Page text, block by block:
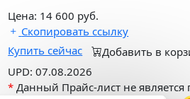
Цена: 14 600 руб.
Скопировать ссылку
Купить сейчас
Добавить в
UPD: 07.08.2026
* Данный Прайс-лист не